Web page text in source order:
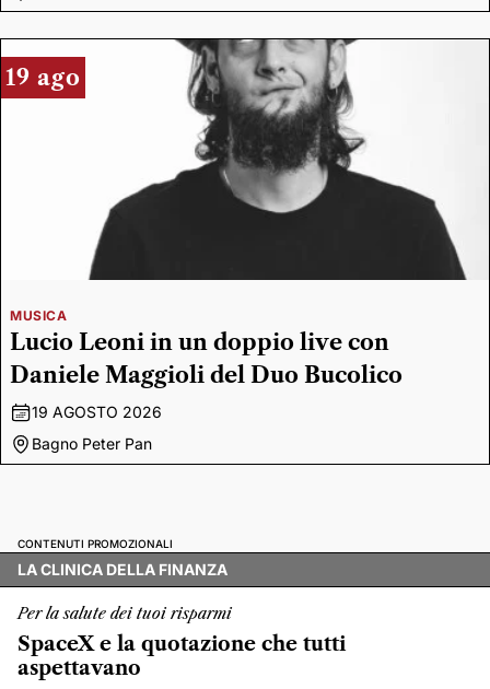
19 ago
MUSICA
Lucio Leoni in un doppio live con
Daniele Maggioli del Duo Bucolico
19 AGOSTO 2026
Bagno Peter Pan
CONTENUTI PROMOZIONALI
LA CLINICA DELLA FINANZA
Per la salute dei tuoi risparmi
SpaceX e la quotazione che tutti
aspettavano